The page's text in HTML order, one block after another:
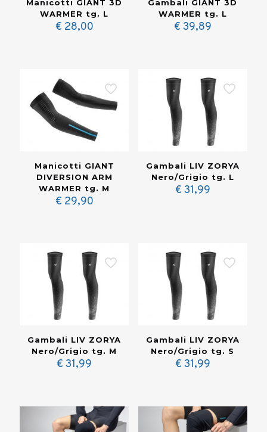
Taglia
Manicotti GIANT 3D
WARMER tg. L
€ 28,00
Gambali GIANT 3D
WARMER tg. L
€ 39,89
Manicotti GIANT
DIVERSION ARM
WARMER tg. M
€ 29,90
Gambali LIV ZORYA
Nero/Grigio tg. L
€ 31,99
Gambali LIV ZORYA
Nero/Grigio tg. M
€ 31,99
Gambali LIV ZORYA
Nero/Grigio tg. S
€ 31,99